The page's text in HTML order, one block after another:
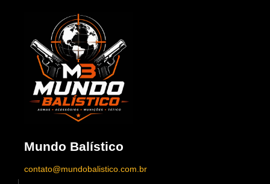
Mundo Balístico
contato@mundobalistico.com.br